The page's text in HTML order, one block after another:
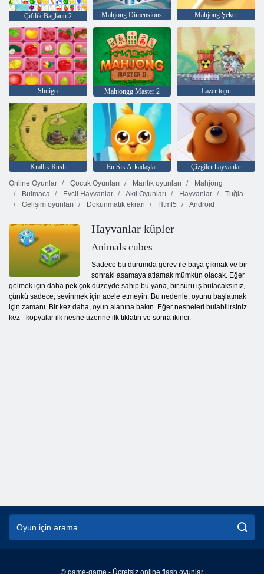
Çiftlik Bağlantı 2 Mahjong Dimensions Mahjong Şeker
Shuigo Mahjongg Master 2 Lazer topu
Krallık Rush En Sık Arkadaşlar
Çizgiler hayvanlar
Online Oyunlar
Çocuk Oyunları Mantık oyunları
Mahjong
Bulmaca
Evcil Hayvanlar Akıl Oyunları Hayvanlar
Tuğla
Gelişim oyunları
Dokunmatik ekran Html5 Android
Hayvanlar küpler
Animals cubes
Sadece bu durumda görev ile başa çıkmak ve bir
sonraki aşamaya atlamak mümkün olacak. Eğer
gelmek için daha pek çok düzeyde sahip bu yana, bir sürü iş bulacaksınız,
çünkü sadece, sevinmek için acele etmeyin. Bu nedenle, oyunu başlatmak
için zamanı. Bir kez daha, oyun alanına bakın. Eğer nesneleri bulabilirsiniz
kez - kopyalar ilk nesne üzerine ilk tıklatın ve sonra ikinci.
© game-game - Ücretsiz online flash oyunlar